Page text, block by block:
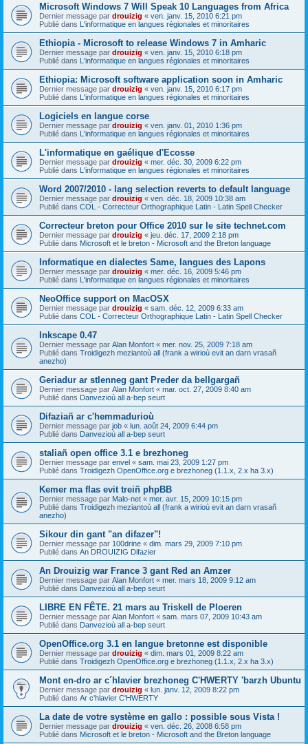
Microsoft Windows 7 Will Speak 10 Languages from Africa
Dernier message par drouizig « ven. janv. 15, 2010 6:21 pm
Publié dans L'informatique en langues régionales et minoritaires
Ethiopia - Microsoft to release Windows 7 in Amharic
Dernier message par drouizig « ven. janv. 15, 2010 6:18 pm
Publié dans L'informatique en langues régionales et minoritaires
Ethiopia: Microsoft software application soon in Amharic
Dernier message par drouizig « ven. janv. 15, 2010 6:17 pm
Publié dans L'informatique en langues régionales et minoritaires
Logiciels en langue corse
Dernier message par drouizig « ven. janv. 01, 2010 1:36 pm
Publié dans L'informatique en langues régionales et minoritaires
L'informatique en gaélique d'Ecosse
Dernier message par drouizig « mer. déc. 30, 2009 6:22 pm
Publié dans L'informatique en langues régionales et minoritaires
Word 2007/2010 - lang selection reverts to default language
Dernier message par drouizig « ven. déc. 18, 2009 10:38 am
Publié dans COL - Correcteur Orthographique Latin - Latin Spell Checker
Correcteur breton pour Office 2010 sur le site technet.com
Dernier message par drouizig « jeu. déc. 17, 2009 2:18 pm
Publié dans Microsoft et le breton - Microsoft and the Breton language
Informatique en dialectes Same, langues des Lapons
Dernier message par drouizig « mer. déc. 16, 2009 5:46 pm
Publié dans L'informatique en langues régionales et minoritaires
NeoOffice support on MacOSX
Dernier message par drouizig « sam. déc. 12, 2009 6:33 am
Publié dans COL - Correcteur Orthographique Latin - Latin Spell Checker
Inkscape 0.47
Dernier message par Alan Monfort « mer. nov. 25, 2009 7:18 am
Publié dans Troidigezh meziantoù all (frank a wirioù evit an darn vrasañ
anezho)
Geriadur ar stlenneg gant Preder da bellgargañ
Dernier message par Alan Monfort « mar. oct. 27, 2009 8:40 am
Publié dans Danvezioù all a-bep seurt
Difaziañ ar c'hemmadurioù
Dernier message par job « lun. août 24, 2009 6:44 pm
Publié dans Danvezioù all a-bep seurt
staliañ open office 3.1 e brezhoneg
Dernier message par envel « sam. mai 23, 2009 1:27 pm
Publié dans Troidigezh OpenOffice.org e brezhoneg (1.1.x, 2.x ha 3.x)
Kemer ma flas evit treiñ phpBB
Dernier message par Malo-net « mer. avr. 15, 2009 10:15 pm
Publié dans Troidigezh meziantoù all (frank a wirioù evit an darn vrasañ
anezho)
Sikour din gant "an difazer"!
Dernier message par 100drine « dim. mars 29, 2009 7:10 pm
Publié dans An DROUIZIG Difazier
An Drouizig war France 3 gant Red an Amzer
Dernier message par Alan Monfort « mer. mars 18, 2009 9:12 am
Publié dans Danvezioù all a-bep seurt
LIBRE EN FÊTE. 21 mars au Triskell de Ploeren
Dernier message par Alan Monfort « sam. mars 07, 2009 10:43 am
Publié dans Danvezioù all a-bep seurt
OpenOffice.org 3.1 en langue bretonne est disponible
Dernier message par drouizig « dim. mars 01, 2009 8:22 am
Publié dans Troidigezh OpenOffice.org e brezhoneg (1.1.x, 2.x ha 3.x)
Mont en-dro ar c´hlavier brezhoneg C'HWERTY 'barzh Ubuntu
Dernier message par drouizig « lun. janv. 12, 2009 8:22 pm
Publié dans Ar c'hlavier C'HWERTY
La date de votre système en gallo : possible sous Vista !
Dernier message par drouizig « ven. déc. 26, 2008 6:58 pm
Publié dans Microsoft et le breton - Microsoft and the Breton language